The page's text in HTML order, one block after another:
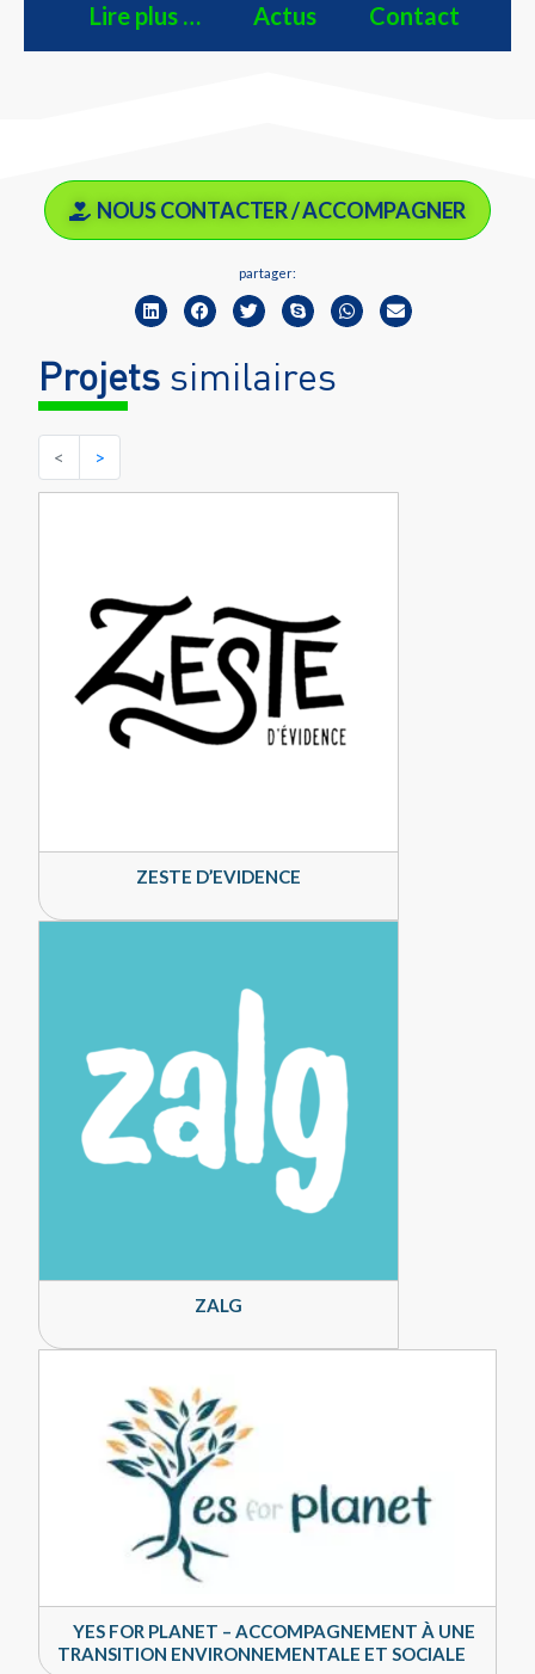
Lire plus … Actus Contact
NOUS CONTACTER / ACCOMPAGNER
partager:
Projets similaires
< >
ZESTE D’EVIDENCE
ZALG
YES FOR PLANET – ACCOMPAGNEMENT À UNE
TRANSITION ENVIRONNEMENTALE ET SOCIALE